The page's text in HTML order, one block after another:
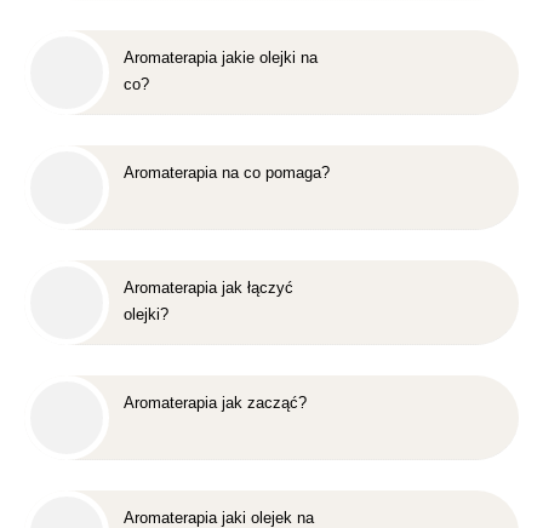
Aromaterapia jakie olejki na
co?
Aromaterapia na co pomaga?
Aromaterapia jak łączyć
olejki?
Aromaterapia jak zacząć?
Aromaterapia jaki olejek na